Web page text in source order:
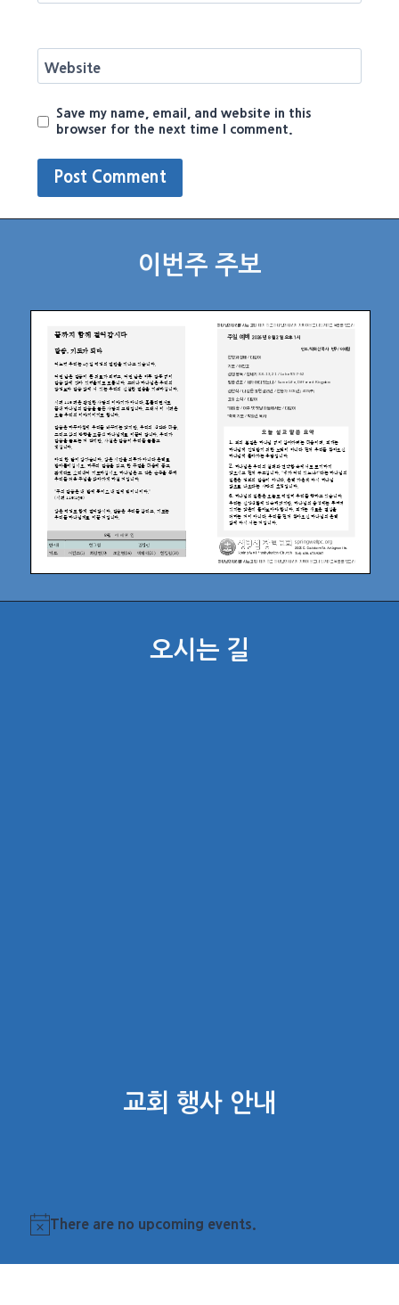
Website
Save my name, email, and website in this
browser for the next time I comment.
이번주 주보
오시는 길
교회 행사 안내
Notice
There are no upcoming events.